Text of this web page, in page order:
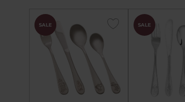
CHOK
PRIS
SALE SALE